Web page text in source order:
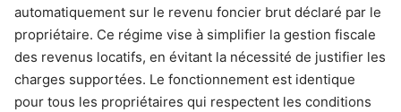
automatiquement sur le revenu foncier brut déclaré par le
propriétaire. Ce régime vise à simplifier la gestion fiscale
des revenus locatifs, en évitant la nécessité de justifier les
charges supportées. Le fonctionnement est identique
pour tous les propriétaires qui respectent les conditions